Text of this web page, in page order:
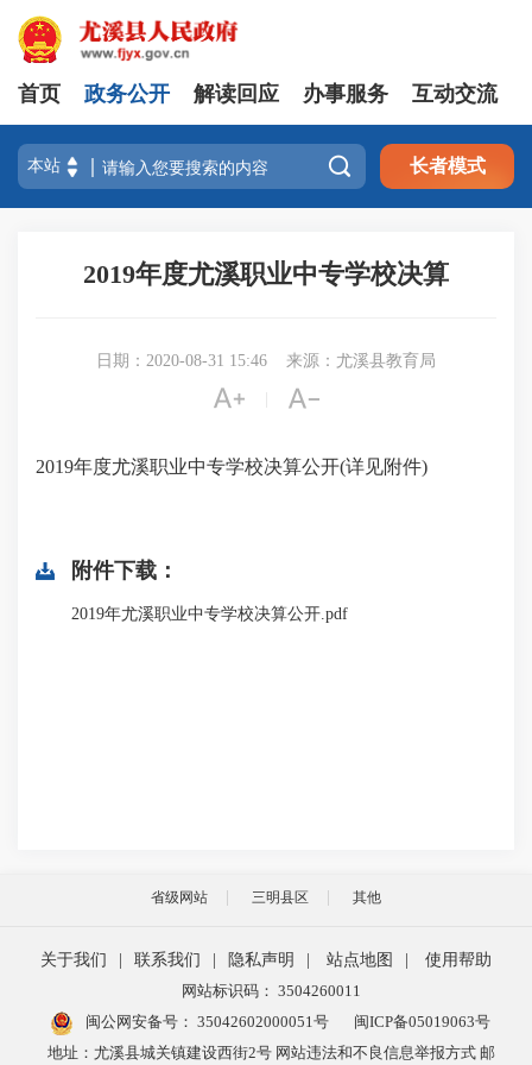
首页 政务公开 解读回应 办事服务 互动交流
 长者模式
2019年度尤溪职业中专学校决算
日期：2020-08-31 15:46 来源：尤溪县教育局
 
2019年度尤溪职业中专学校决算公开(详见附件)
附件下载：
2019年尤溪职业中专学校决算公开.pdf
省级网站 三明县区 其他
关于我们 联系我们 隐私声明 站点地图
使用帮助
网站标识码： 3504260011
闽公网安备号： 35042602000051号
闽ICP备05019063号
地址：尤溪县城关镇建设西街2号 网站违法和不良信息举报方式 邮